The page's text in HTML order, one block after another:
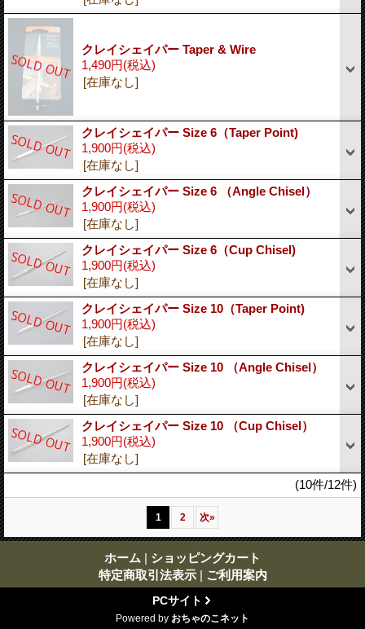
クレイシェイパー Taper & Wire
1,490円(税込)
[在庫なし]
クレイシェイパー Size 6（Taper Point)
1,900円(税込)
[在庫なし]
クレイシェイパー Size 6 （Angle Chisel）
1,900円(税込)
[在庫なし]
クレイシェイパー Size 6（Cup Chisel)
1,900円(税込)
[在庫なし]
クレイシェイパー Size 10（Taper Point)
1,900円(税込)
[在庫なし]
クレイシェイパー Size 10 （Angle Chisel）
1,900円(税込)
[在庫なし]
クレイシェイパー Size 10 （Cup Chisel）
1,900円(税込)
[在庫なし]
(10件/12件)
1 2 次»
ホーム | ショッピングカート
特定商取引法表示 | ご利用案内
PCサイト
Powered by おちゃのこネット